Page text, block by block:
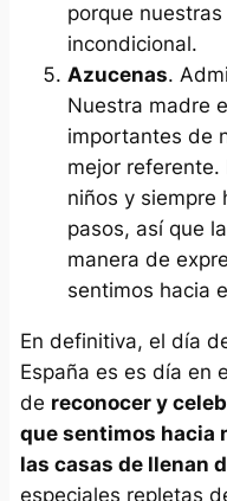
porque
incondicional.
Azucenas.
Nuestra madre
importantes de
mejor
niños y siempre
pasos, así que
manera de
sentimos hacia
En definitiva, el día
España es es día en
de reconocer y
que sentimos hacia
las casas de llenan
especiales repletas